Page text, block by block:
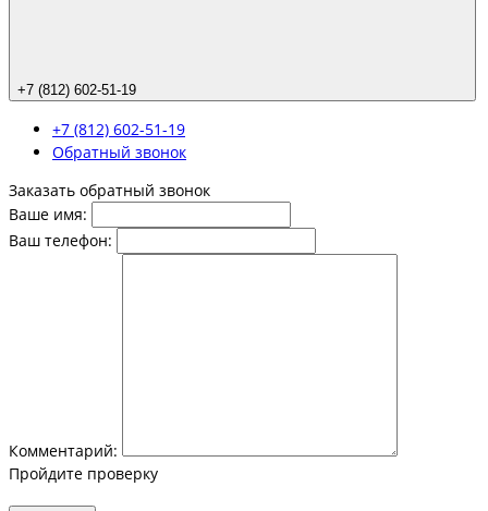
+7 (812) 602-51-19
+7 (812) 602-51-19
Обратный звонок
Заказать обратный звонок
Ваше имя:
Ваш телефон:
Комментарий:
Пройдите проверку